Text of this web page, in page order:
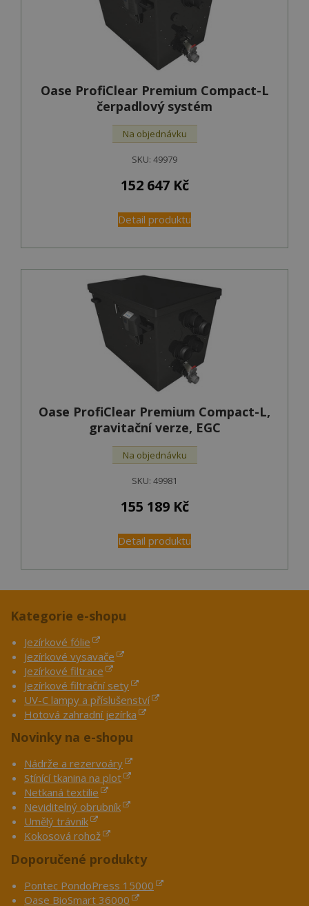
Oase ProfiClear Premium Compact-L
čerpadlový systém
Na objednávku
SKU: 49979
152 647 Kč
Detail produktu
Oase ProfiClear Premium Compact-L,
gravitační verze, EGC
Na objednávku
SKU: 49981
155 189 Kč
Detail produktu
Kategorie e-shopu
Jezírkové fólie
Jezírkové vysavače
Jezírkové filtrace
Jezírkové filtrační sety
UV-C lampy a příslušenství
Hotová zahradní jezírka
Novinky na e-shopu
Nádrže a rezervoáry
Stínící tkanina na plot
Netkaná textilie
Neviditelný obrubník
Umělý trávník
Kokosová rohož
Doporučené produkty
Pontec PondoPress 15000
Oase BioSmart 36000